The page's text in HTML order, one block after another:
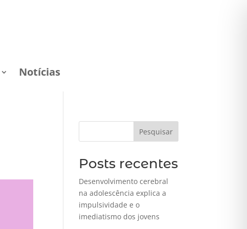
Notícias
Pesquisar
Posts recentes
Desenvolvimento cerebral
na adolescência explica a
impulsividade e o
imediatismo dos jovens